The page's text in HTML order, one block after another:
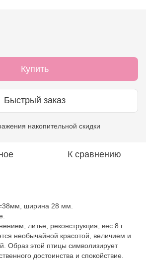
Купить
Быстрый заказ
накопительной скидки
К сравнению
ширина 28 мм.
литье, реконструкция, вес 8 г.
необычайной красотой, величием и
Образ этой птицы символизирует
достоинства и спокойствие.